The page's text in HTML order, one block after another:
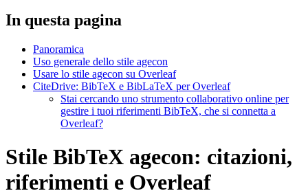
In questa pagina
Panoramica
Uso generale dello stile agecon
Usare lo stile agecon su Overleaf
CiteDrive: BibTeX e BibLaTeX per Overleaf
Stai cercando uno strumento collaborativo online per
gestire i tuoi riferimenti BibTeX, che si connetta a
Overleaf?
Stile BibTeX agecon: citazioni,
riferimenti e Overleaf